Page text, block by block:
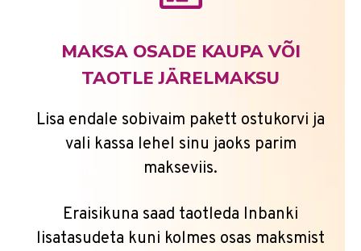
MAKSA OSADE KAUPA VÕI
TAOTLE JÄRELMAKSU
Lisa endale sobivaim pakett ostukorvi ja
vali kassa lehel sinu jaoks parim
makseviis.
Eraisikuna saad taotleda Inbanki
lisatasudeta kuni kolmes osas maksmist